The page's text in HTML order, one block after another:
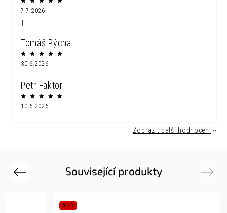
7.7.2026
1
Tomáš Pýcha
30.6.2026
Petr Faktor
10.6.2026
Zobrazit další hodnocení
Související produkty
Previous
5 + 1
Next